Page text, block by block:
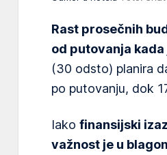
Rast prosečnih
od putovanja
(30 odsto) planira
po putovanju, dok
Iako finansijski
važnost je u